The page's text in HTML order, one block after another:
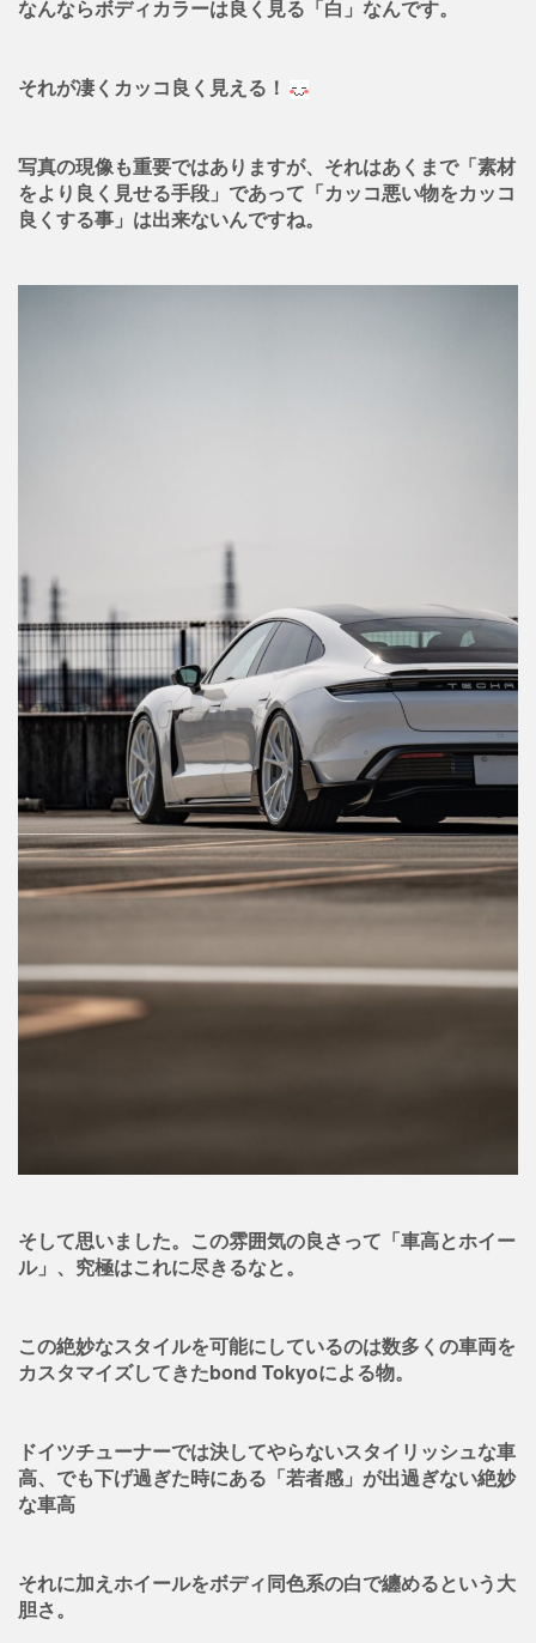
なんならボディカラーは良く見る「白」なんです。
それが凄くカッコ良く見える！
写真の現像も重要ではありますが、それはあくまで「素材
をより良く見せる手段」であって「カッコ悪い物をカッコ
良くする事」は出来ないんですね。
そして思いました。この雰囲気の良さって「車高とホイー
ル」、究極はこれに尽きるなと。
この絶妙なスタイルを可能にしているのは数多くの車両を
カスタマイズしてきたbond Tokyoによる物。
ドイツチューナーでは決してやらないスタイリッシュな車
高、でも下げ過ぎた時にある「若者感」が出過ぎない絶妙
な車高
それに加えホイールをボディ同色系の白で纏めるという大
胆さ。